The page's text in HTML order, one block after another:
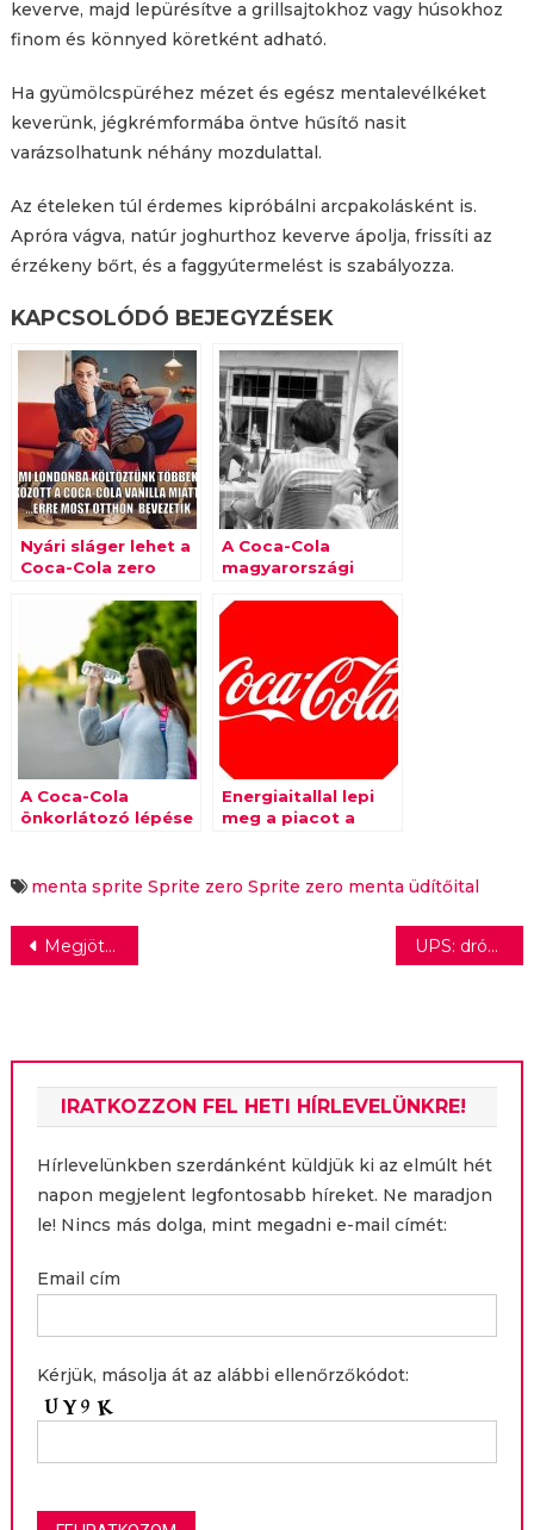
keverve, majd lepürésítve a grillsajtokhoz vagy húsokhoz
finom és könnyed köretként adható.
Ha gyümölcspüréhez mézet és egész mentalevélkéket
keverünk, jégkrémformába öntve hűsítő nasit
varázsolhatunk néhány mozdulattal.
Az ételeken túl érdemes kipróbálni arcpakolásként is.
Apróra vágva, natúr joghurthoz keverve ápolja, frissíti az
érzékeny bőrt, és a faggyútermelést is szabályozza.
KAPCSOLÓDÓ BEJEGYZÉSEK
Nyári sláger lehet a
Coca-Cola zero
A Coca-Cola
magyarországi
A Coca-Cola
önkorlátozó lépése
Energiaitallal lepi
meg a piacot a
menta sprite Sprite zero Sprite zero menta üdítőital
Bejegyzés
Megjöttek az LG 2019-es monitorai UPS: drónokkal szállítják a vakcinákat
IRATKOZZON FEL HETI HÍRLEVELÜNKRE!
Hírlevelünkben szerdánként küldjük ki az elmúlt hét
napon megjelent legfontosabb híreket. Ne maradjon
le! Nincs más dolga, mint megadni e-mail címét:
Email cím
Kérjük, másolja át az alábbi ellenőrzőkódot: